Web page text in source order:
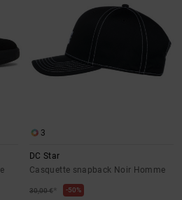
3
DC Star
Casquette snapback Noir Homme
30,00 €* 50%